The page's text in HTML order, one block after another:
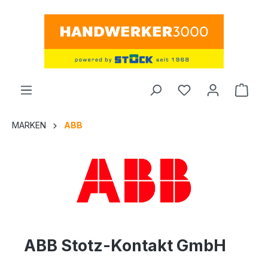
springen
MARKEN ABB
ABB Stotz-Kontakt GmbH